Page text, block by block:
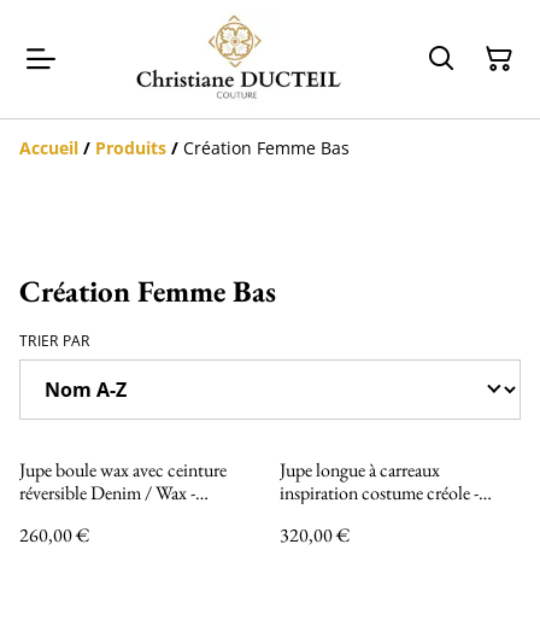
Accueil / Produits / Création Femme Bas
Création Femme Bas
TRIER PAR
Jupe boule wax avec ceinture
réversible Denim / Wax -
INCANDESCENCE
260,00 €
Jupe longue à carreaux
inspiration costume créole -
INCANDESCENCE
320,00 €